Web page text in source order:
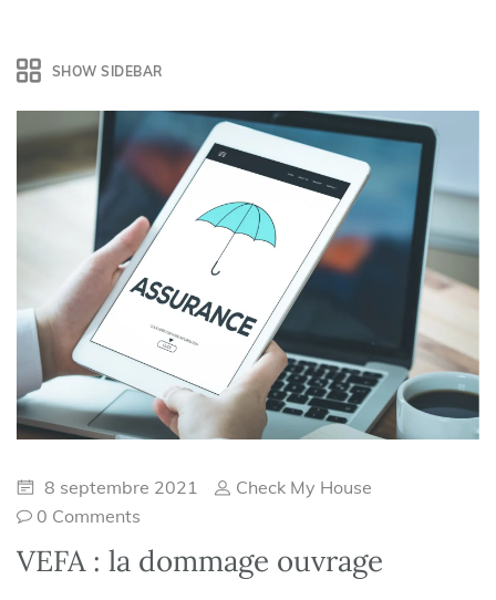
SHOW SIDEBAR
8 septembre 2021
Check My House
0 Comments
VEFA : la dommage ouvrage